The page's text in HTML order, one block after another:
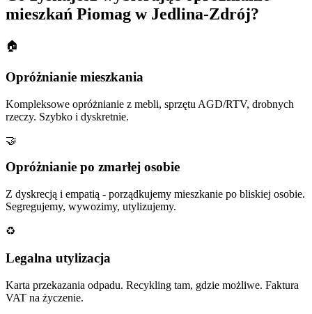
mieszkań Piomag w Jedlina-Zdrój?
🏠
Opróżnianie mieszkania
Kompleksowe opróżnianie z mebli, sprzętu AGD/RTV, drobnych
rzeczy. Szybko i dyskretnie.
🤝
Opróżnianie po zmarłej osobie
Z dyskrecją i empatią - porządkujemy mieszkanie po bliskiej osobie.
Segregujemy, wywozimy, utylizujemy.
♻️
Legalna utylizacja
Karta przekazania odpadu. Recykling tam, gdzie możliwe. Faktura
VAT na życzenie.